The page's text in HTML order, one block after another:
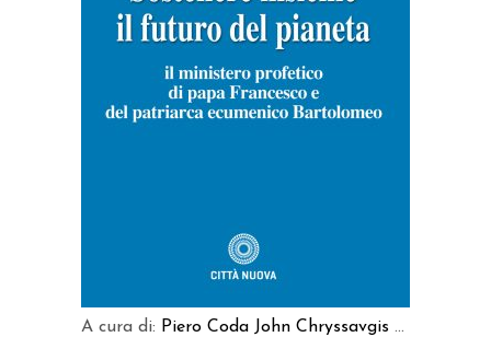
AGGIUNGI AL CARRELLO
A cura di: Piero Coda John Chryssavgis ...